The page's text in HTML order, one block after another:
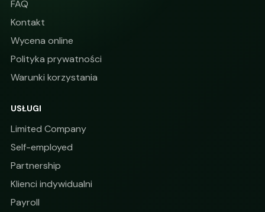
FAQ
Kontakt
Wycena online
Polityka prywatności
Warunki korzystania
USŁUGI
Limited Company
Self-employed
Partnership
Klienci indywidualni
Payroll